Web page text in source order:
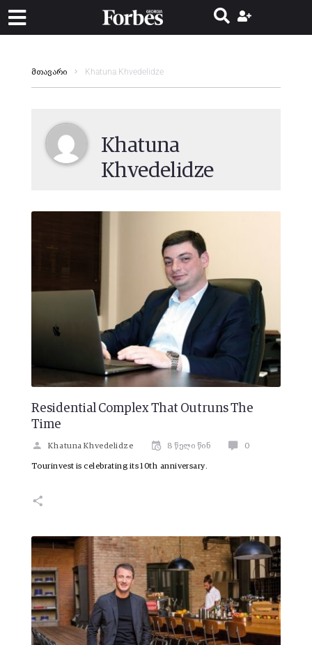
მთავარი Khatuna Khvedelidze
Khatuna
Khvedelidze
Residential Complex That Outruns The
Time
Khatuna Khvedelidze 8 წელი წინ 0
Tourinvest is celebrating its 10th anniversary.